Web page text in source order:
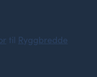
til Ryggbredde